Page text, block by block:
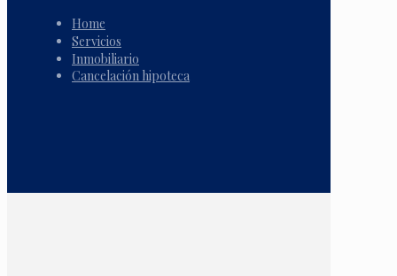
Home
Servicios
Inmobiliario
Cancelación hipoteca